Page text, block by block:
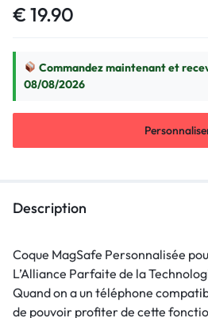
€ 19.90
Commandez maintenant et
08/08/2026
Description
Coque MagSafe Personnalisée
L’Alliance Parfaite de la
Quand on a un téléphone
de pouvoir profiter de cette